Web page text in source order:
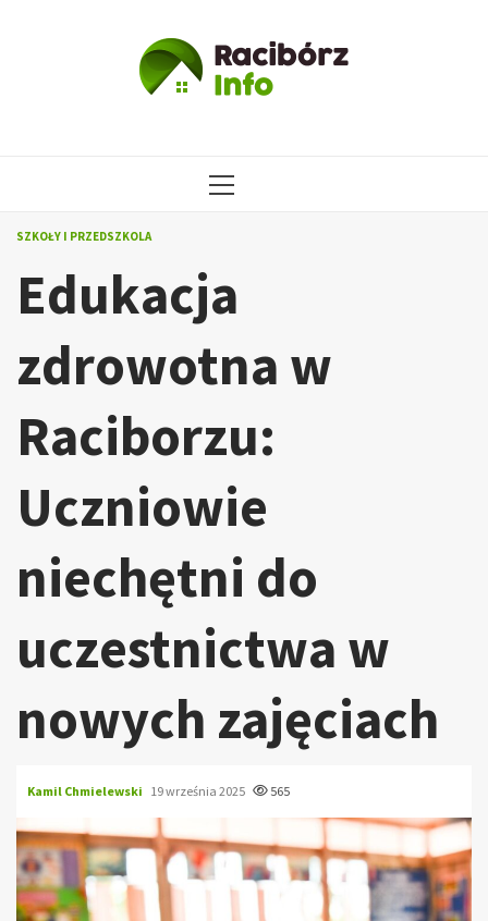
MENU
SZKOŁY I PRZEDSZKOLA
Edukacja
zdrowotna w
Raciborzu:
Uczniowie
niechętni do
uczestnictwa w
nowych zajęciach
Kamil Chmielewski 19 września 2025 565